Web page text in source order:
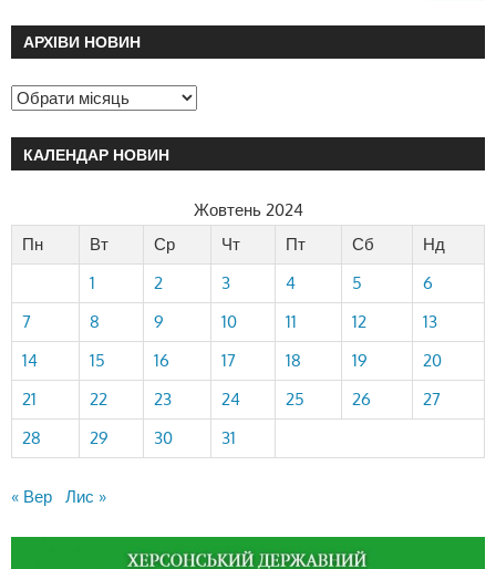
АРХІВИ НОВИН
КАЛЕНДАР НОВИН
Жовтень 2024
Пн
Вт Ср Чт Пт Сб
Нд
1
2 3 4 5
6
7
8 9 10 11 12
13
14
15 16 17 18 19
20
21
22 23 24 25 26
27
28
29 30 31
« Вер Лис »